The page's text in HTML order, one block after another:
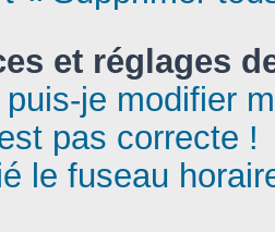
et réglages
je modifier
pas correcte !
le fuseau